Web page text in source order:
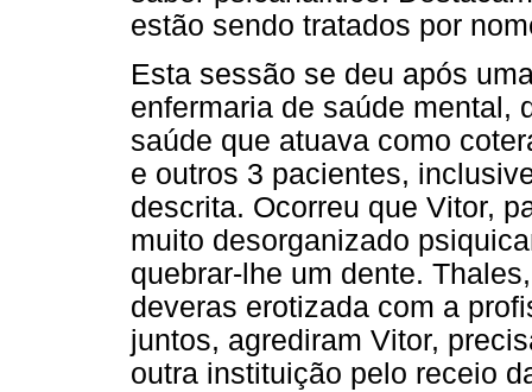
estão sendo tratados por
Esta sessão se deu após
enfermaria de saúde mental,
saúde que atuava como
e outros 3 pacientes,
descrita. Ocorreu que Vitor,
muito desorganizado
quebrar-lhe um dente.
deveras erotizada com a
juntos, agrediram Vitor,
outra instituição pelo receio